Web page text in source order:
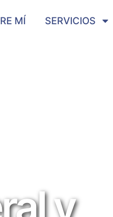
MÍ SERVICIOS
y